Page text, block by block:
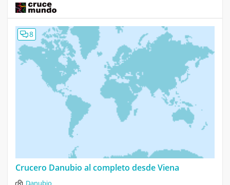
8
Crucero Danubio al completo desde Viena
Danubio